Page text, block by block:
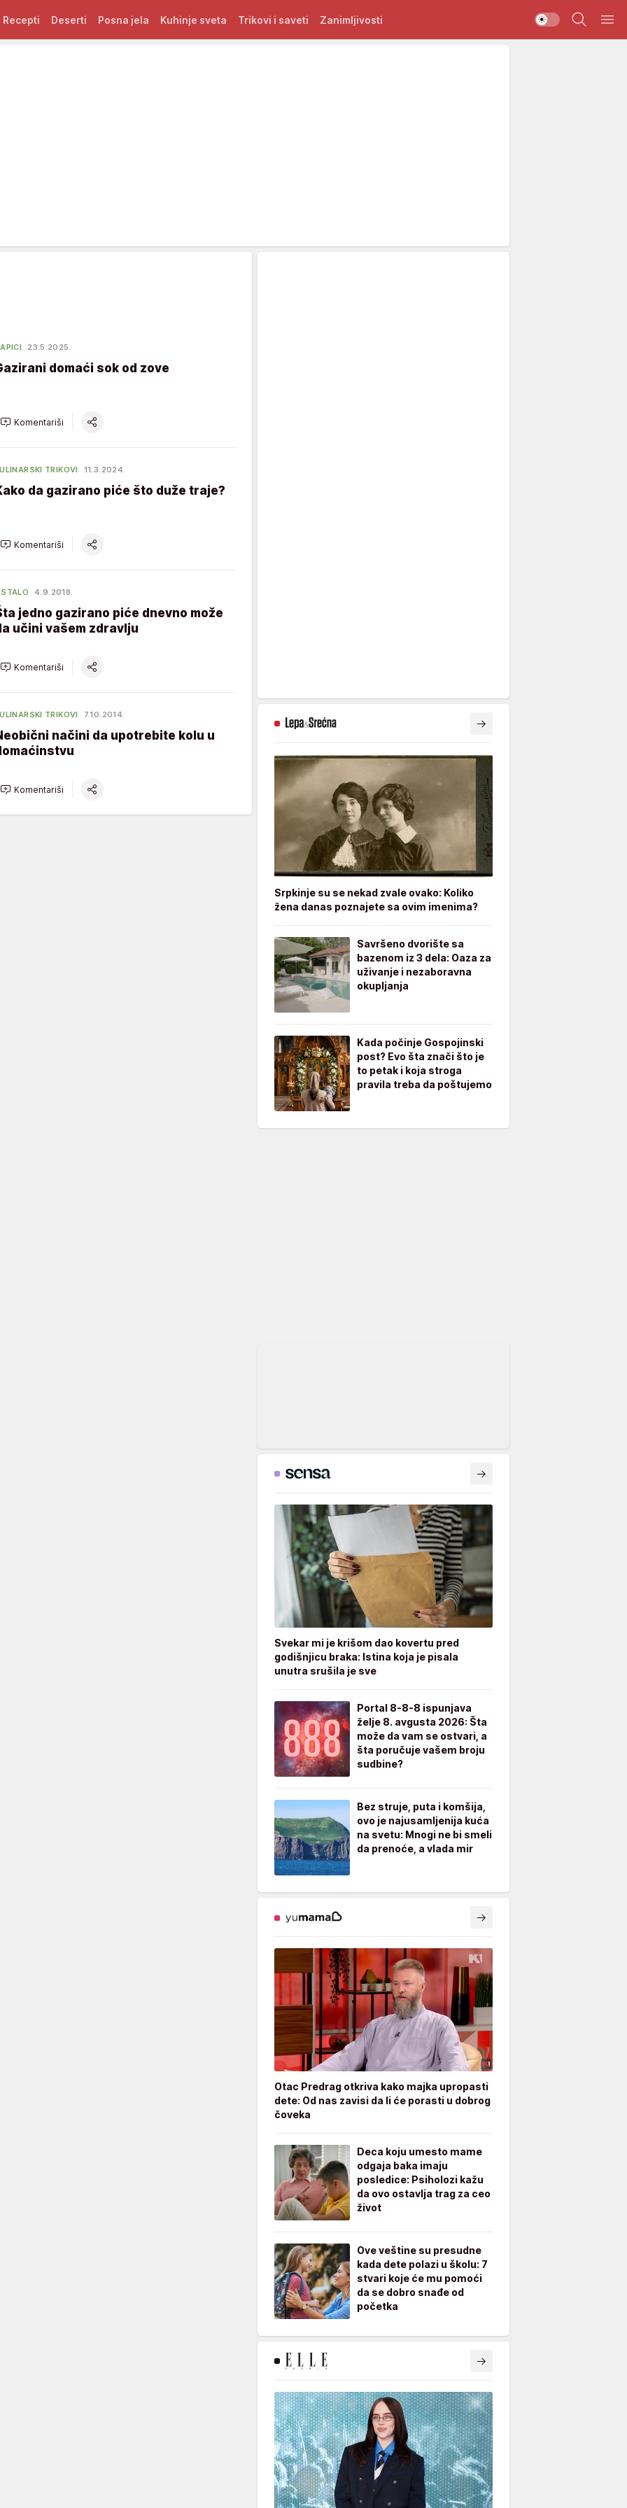
Recepti Deserti Posna jela Kuhinje sveta Trikovi i saveti Zanimljivosti
23.5.2025.
domaći sok od zove
Komentariši
TRIKOVI 11.3.2024.
da gazirano piće što duže traje?
Komentariši
4.9.2018.
jedno gazirano piće dnevno može
učini vašem zdravlju
Komentariši
TRIKOVI 7.10.2014.
načini da upotrebite kolu u
Komentariši
Srpkinje su se nekad zvale ovako: Koliko
žena danas poznajete sa ovim imenima?
Savršeno dvorište sa
bazenom iz 3 dela: Oaza za
uživanje i nezaboravna
okupljanja
Kada počinje Gospojinski
post? Evo šta znači što je
to petak i koja stroga
pravila treba da poštujemo
Svekar mi je krišom dao kovertu pred
godišnjicu braka: Istina koja je pisala
unutra srušila je sve
Portal 8-8-8 ispunjava
želje 8. avgusta 2026: Šta
može da vam se ostvari, a
šta poručuje vašem broju
sudbine?
Bez struje, puta i komšija,
ovo je najusamljenija kuća
na svetu: Mnogi ne bi smeli
da prenoće, a vlada mir
Otac Predrag otkriva kako majka upropasti
dete: Od nas zavisi da li će porasti u dobrog
čoveka
Deca koju umesto mame
odgaja baka imaju
posledice: Psiholozi kažu
da ovo ostavlja trag za ceo
život
Ove veštine su presudne
kada dete polazi u školu: 7
stvari koje će mu pomoći
da se dobro snađe od
početka